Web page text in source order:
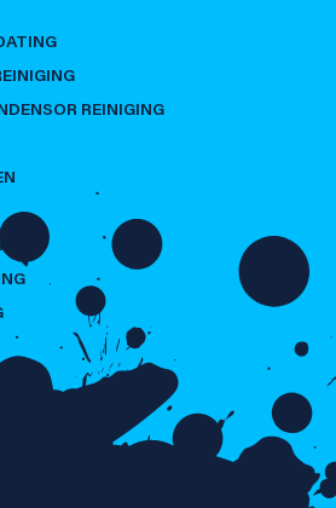
REINIGING